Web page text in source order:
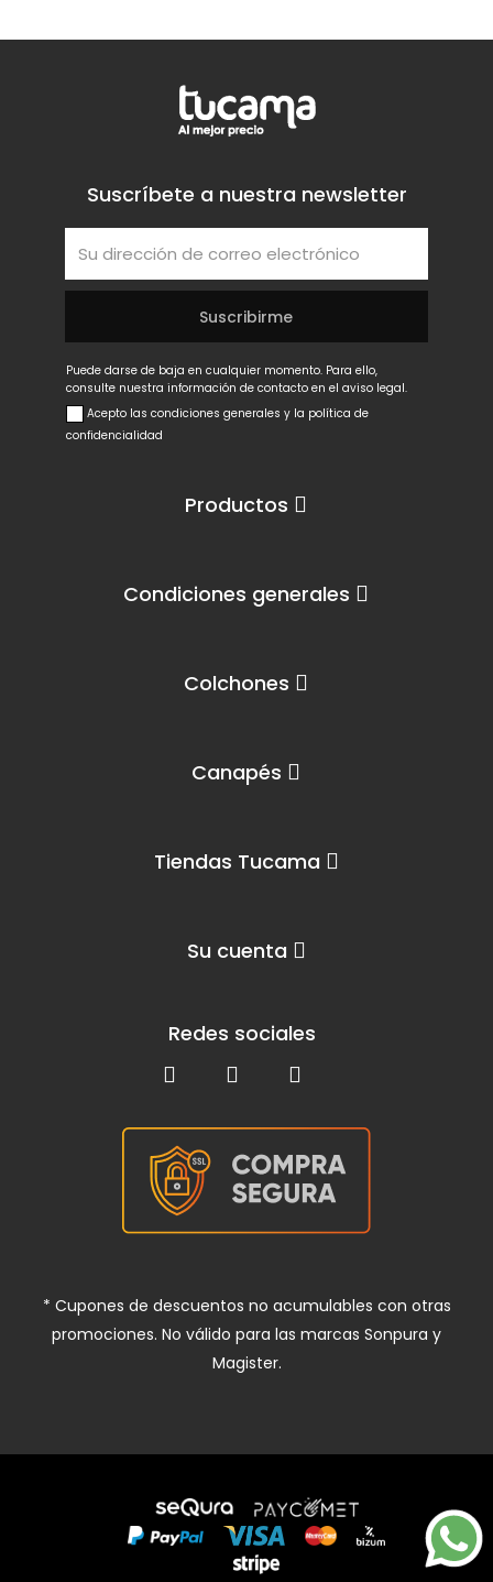
Productos
Condiciones generales
Colchones
Canapés
Tiendas Tucama
Su cuenta
Suscríbete a nuestra newsletter
Puede darse de baja en cualquier momento. Para ello,
consulte nuestra información de contacto en el aviso legal.
Acepto las condiciones generales y la política de
confidencialidad
Redes sociales
* Cupones de descuentos no acumulables con otras
promociones. No válido para las marcas Sonpura y
Magister.